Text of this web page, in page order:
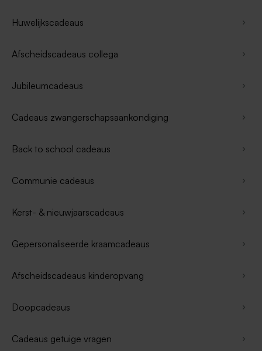
Huwelijkscadeaus
Afscheidscadeaus collega
Jubileumcadeaus
Cadeaus zwangerschapsaankondiging
Back to school cadeaus
Communie cadeaus
Kerst- & nieuwjaarscadeaus
Gepersonaliseerde kraamcadeaus
Afscheidscadeaus kinderopvang
Doopcadeaus
Cadeaus getuige vragen